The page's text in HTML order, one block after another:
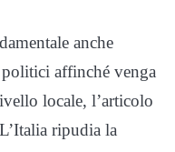
anche
politici affinché venga
locale, l’articolo
ripudia la